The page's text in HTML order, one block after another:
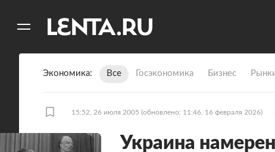
Экономика Все Госэкономика Бизнес
15:52, 26 июля 2005 (обновлено: 11:46, 16 февраля 2026)
Украина